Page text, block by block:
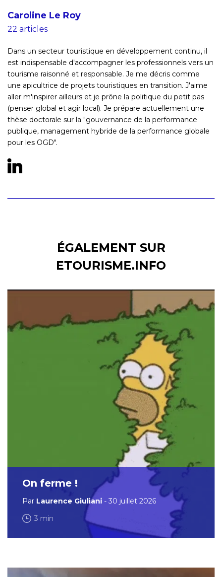
Caroline Le Roy
22 articles
Dans un secteur touristique en développement continu, il
est indispensable d'accompagner les professionnels vers un
tourisme raisonné et responsable. Je me décris comme
une apicultrice de projets touristiques en transition. J'aime
aller m'inspirer ailleurs et je prône la politique du petit pas
(penser global et agir local). Je prépare actuellement une
thèse doctorale sur la "gouvernance de la performance
publique, management hybride de la performance globale
pour les OGD".
ÉGALEMENT SUR
ETOURISME.INFO
On ferme !
Par Laurence Giuliani - 30 juillet 2026
3 min